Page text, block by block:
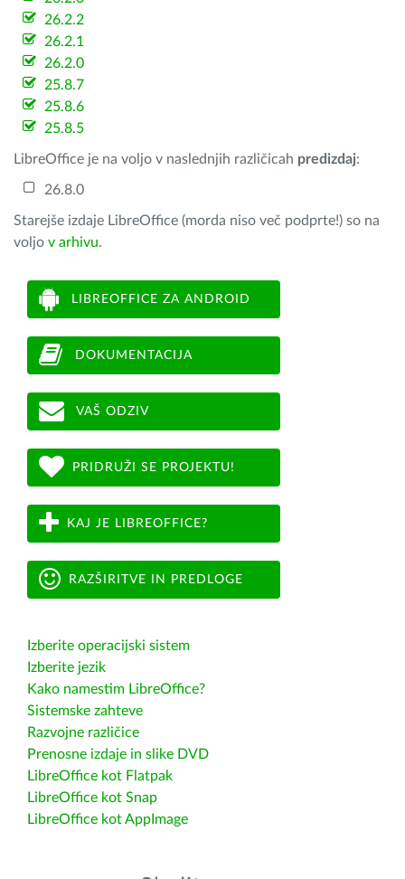
26.2.2
26.2.1
26.2.0
25.8.7
25.8.6
25.8.5
LibreOffice je na voljo v naslednjih različicah predizdaj:
26.8.0
Starejše izdaje LibreOffice (morda niso več podprte!) so na
voljo v arhivu.
LIBREOFFICE ZA ANDROID
DOKUMENTACIJA
VAŠ ODZIV
PRIDRUŽI SE PROJEKTU!
KAJ JE LIBREOFFICE?
RAZŠIRITVE IN PREDLOGE
Izberite operacijski sistem
Izberite jezik
Kako namestim LibreOffice?
Sistemske zahteve
Razvojne različice
Prenosne izdaje in slike DVD
LibreOffice kot Flatpak
LibreOffice kot Snap
LibreOffice kot AppImage